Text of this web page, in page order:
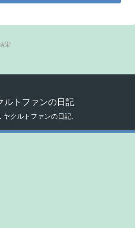
果
ルトファンの日記
ヤクルトファンの日記.